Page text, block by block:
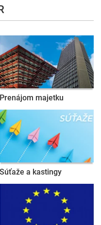
Prenájom majetku
Súťaže a kastingy